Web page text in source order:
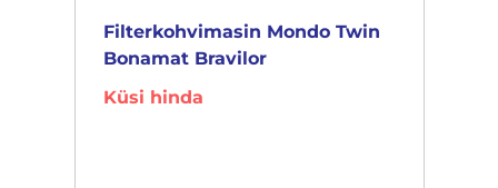
Filterkohvimasin Mondo Twin
Bonamat Bravilor
Küsi hinda